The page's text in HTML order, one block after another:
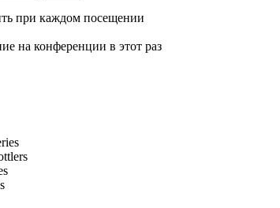
при каждом посещении
на конференции в этот раз